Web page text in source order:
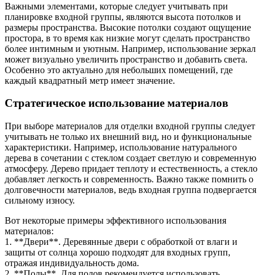
Важными элементами, которые следует учитывать при
планировке входной группы, являются высота потолков и
размеры пространства. Высокие потолки создают ощущение
простора, в то время как низкие могут сделать пространство
более интимным и уютным. Например, использование зеркал
может визуально увеличить пространство и добавить света.
Особенно это актуально для небольших помещений, где
каждый квадратный метр имеет значение.
Стратегическое использование материалов
При выборе материалов для отделки входной группы следует
учитывать не только их внешний вид, но и функциональные
характеристики. Например, использование натурального
дерева в сочетании с стеклом создает светлую и современную
атмосферу. Дерево придает теплоту и естественность, а стекло
добавляет легкость и современность. Важно также помнить о
долговечности материалов, ведь входная группа подвергается
сильному износу.
Вот некоторые примеры эффективного использования
материалов:
1. **Двери**. Деревянные двери с обработкой от влаги и
защиты от солнца хорошо подходят для входных групп,
отражая индивидуальность дома.